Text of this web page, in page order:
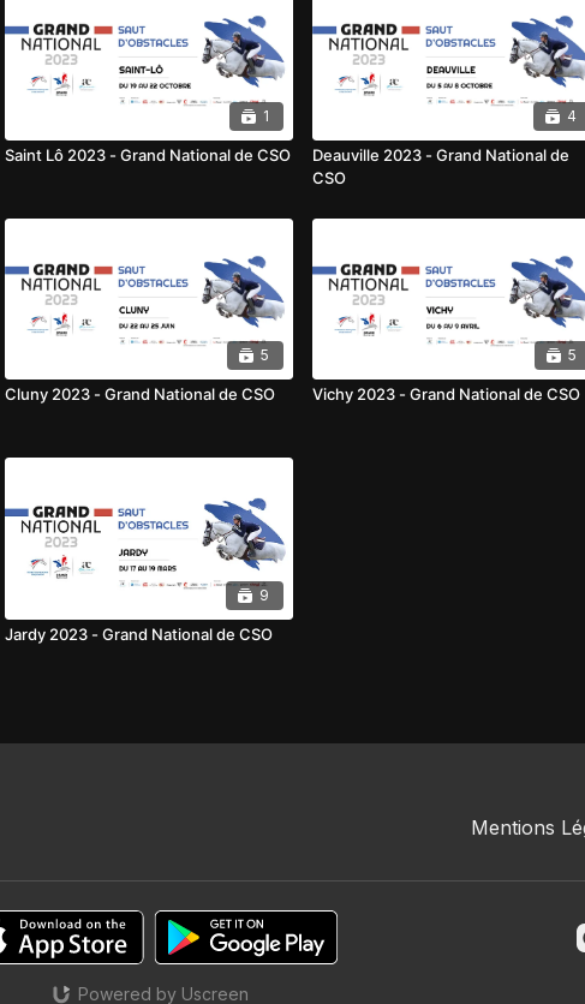
1
Saint Lô 2023 - Grand National de CSO
4
Deauville 2023 - Grand National de
CSO
5
Cluny 2023 - Grand National de CSO
5
Vichy 2023 - Grand National de CSO
9
Jardy 2023 - Grand National de CSO
Mentions
Powered by Uscreen